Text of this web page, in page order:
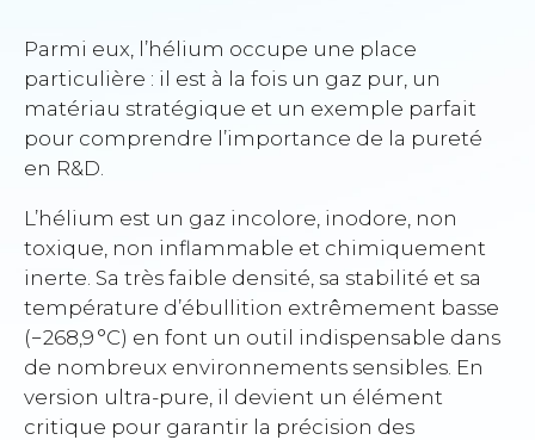
Parmi eux, l’hélium occupe une place
particulière : il est à la fois un gaz pur, un
matériau stratégique et un exemple parfait
pour comprendre l’importance de la pureté
en R&D.
L’hélium est un gaz incolore, inodore, non
toxique, non inflammable et chimiquement
inerte. Sa très faible densité, sa stabilité et sa
température d’ébullition extrêmement basse
(−268,9 °C) en font un outil indispensable dans
de nombreux environnements sensibles. En
version ultra-pure, il devient un élément
critique pour garantir la précision des